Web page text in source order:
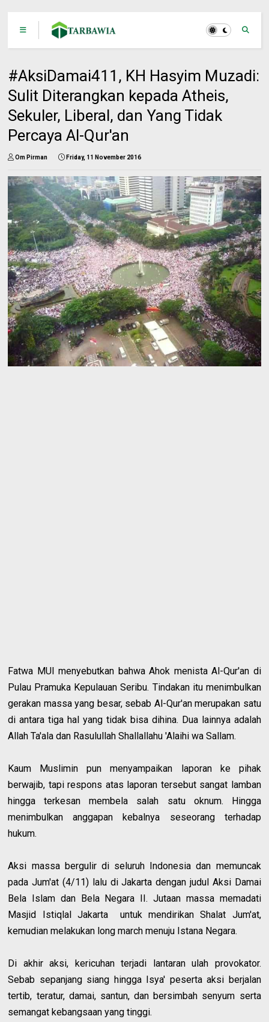
#AksiDamai411, KH Hasyim Muzadi:
Sulit Diterangkan kepada Atheis,
Sekuler, Liberal, dan Yang Tidak
Percaya Al-Qur'an
Om Pirman Friday, 11 November 2016
Fatwa MUI menyebutkan bahwa Ahok menista Al-Qur'an di
Pulau Pramuka Kepulauan Seribu. Tindakan itu menimbulkan
gerakan massa yang besar, sebab Al-Qur'an merupakan satu
di antara tiga hal yang tidak bisa dihina. Dua lainnya adalah
Allah Ta'ala dan Rasulullah Shallallahu 'Alaihi wa Sallam.
Kaum Muslimin pun menyampaikan laporan ke pihak
berwajib, tapi respons atas laporan tersebut sangat lamban
hingga terkesan membela salah satu oknum. Hingga
menimbulkan anggapan kebalnya seseorang terhadap
hukum.
Aksi massa bergulir di seluruh Indonesia dan memuncak
pada Jum'at (4/11) lalu di Jakarta dengan judul Aksi Damai
Bela Islam dan Bela Negara II. Jutaan massa memadati
Masjid Istiqlal Jakarta untuk mendirikan Shalat Jum'at,
kemudian melakukan long march menuju Istana Negara.
Di akhir aksi, kericuhan terjadi lantaran ulah provokator.
Sebab sepanjang siang hingga Isya' peserta aksi berjalan
tertib, teratur, damai, santun, dan bersimbah senyum serta
semangat kebangsaan yang tinggi.